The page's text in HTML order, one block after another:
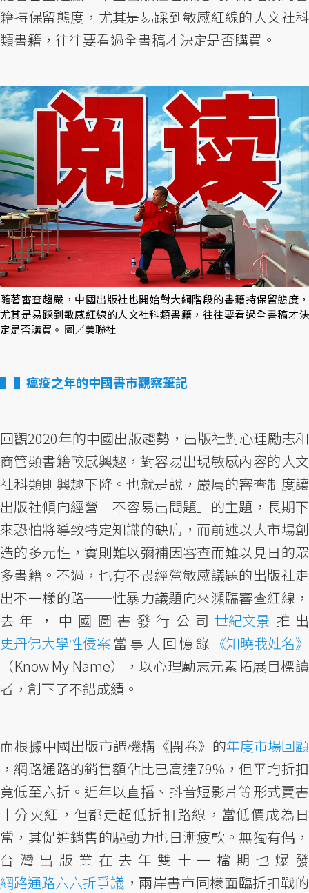
籍持保留態度，尤其是易踩到敏感紅線的人文社科
類書籍，往往要看過全書稿才決定是否購買。
隨著審查趨嚴，中國出版社也開始對大綱階段的書籍持保留態度，
尤其是易踩到敏感紅線的人文社科類書籍，往往要看過全書稿才決
定是否購買。 圖／美聯社
▌瘟疫之年的中國書市觀察筆記
回觀2020年的中國出版趨勢，出版社對心理勵志和
商管類書籍較感興趣，對容易出現敏感內容的人文
社科類則興趣下降。也就是說，嚴厲的審查制度讓
出版社傾向經營「不容易出問題」的主題，長期下
來恐怕將導致特定知識的缺席，而前述以大市場創
造的多元性，實則難以彌補因審查而難以見日的眾
多書籍。不過，也有不畏經營敏感議題的出版社走
出不一樣的路──性暴力議題向來瀕臨審查紅線，
去年，中國圖書發行公司 世紀文景 推出
史丹佛大學性侵案 當事人回憶錄 《知曉我姓名》
（Know My Name），以心理勵志元素拓展目標讀
者，創下了不錯成績。
而根據中國出版市調機構《開卷》的年度市場回顧
，網路通路的銷售額佔比已高達79%，但平均折扣
竟低至六折。近年以直播、抖音短影片等形式賣書
十分火紅，但都走超低折扣路線，當低價成為日
常，其促進銷售的驅動力也日漸疲軟。無獨有偶，
台灣出版業在去年雙十一檔期也爆發
網路通路六六折爭議 ，兩岸書市同樣面臨折扣戰的